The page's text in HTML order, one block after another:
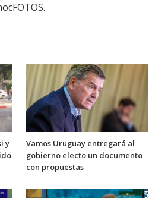
y
Vamos Uruguay entregará al
gobierno electo un documento
con propuestas